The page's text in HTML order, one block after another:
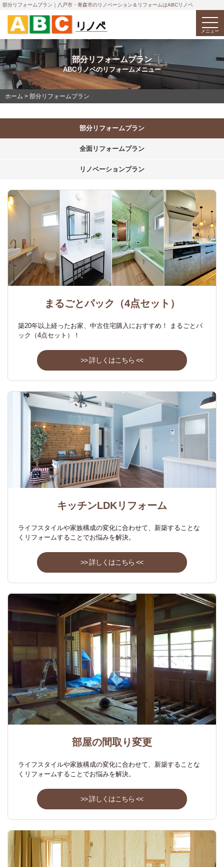
部分リフォームプラン｜八戸市・青森市のリノベーション＆リフォームはABCリノベ
メニュー
部分リフォームプラン
ABCリノベのリフォームメニュー
ホーム > 部分リフォームプラン
部分リフォームプラン
全面リフォームプラン
リノベーションプラン
まるごとパック（4点セット）
築20年以上経ったお家、中古住宅購入におすすめ！ まるごとパ
ック（4点セット）！
>> 詳しくはこちら <<
キッチンLDKリフォーム
ライフスタイルや家族構成の変化に合わせて、新築することな
くリフォームすることでお悩みを解決。
>> 詳しくはこちら <<
部屋の間取り変更
ライフスタイルや家族構成の変化に合わせて、新築することな
くリフォームすることでお悩みを解決。
>> 詳しくはこちら <<